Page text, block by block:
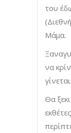
του
Μάμα.
να
γίνεται.
Θα